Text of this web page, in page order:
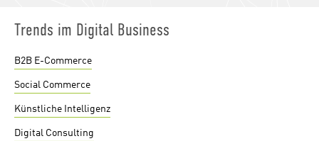
Trends im Digital Business
B2B E-Commerce
Social Commerce
Künstliche Intelligenz
Digital Consulting